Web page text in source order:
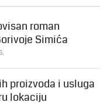
roman
Simića
proizvoda i usluga
lokaciju